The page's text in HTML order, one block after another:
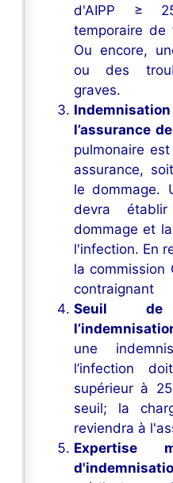
d'AIPP ≥
temporaire
Ou encore,
ou des
graves.
l’assurance
pulmonaire
assurance,
le dommage.
devra
dommage et
l'infection. En
la commission
contraignant
Seuil
une
l’infection
supérieur à
seuil; la
reviendra à
Expertise